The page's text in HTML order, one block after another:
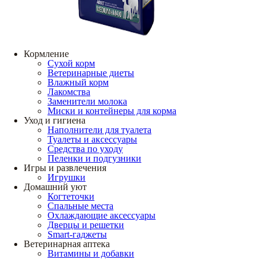
Кормление
Сухой корм
Ветеринарные диеты
Влажный корм
Лакомства
Заменители молока
Миски и контейнеры для корма
Уход и гигиена
Наполнители для туалета
Туалеты и аксессуары
Средства по уходу
Пеленки и подгузники
Игры и развлечения
Игрушки
Домашний уют
Когтеточки
Спальные места
Охлаждающие аксессуары
Дверцы и решетки
Smart-гаджеты
Ветеринарная аптека
Витамины и добавки